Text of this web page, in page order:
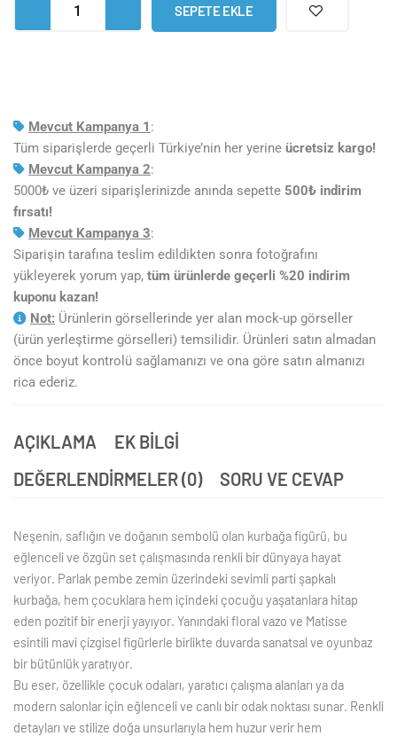
Tablo
SEPETE EKLE
Mevcut Kampanya 1 :
Tüm siparişlerde geçerli Türkiye’nin her yerine ücretsiz kargo!
Mevcut Kampanya 2:
5000₺ ve üzeri siparişlerinizde anında sepette 500₺ indirim
fırsatı!
Mevcut Kampanya 3:
Siparişin tarafına teslim edildikten sonra fotoğrafını
yükleyerek yorum yap, tüm ürünlerde geçerli %20 indirim
kuponu kazan!
Not: Ürünlerin görsellerinde yer alan mock-up görseller
(ürün yerleştirme görselleri) temsilidir. Ürünleri satın almadan
önce boyut kontrolü sağlamanızı ve ona göre satın almanızı
rica ederiz.
AÇIKLAMA
EK BILGI
DEĞERLENDIRMELER (0)
SORU VE CEVAP
Neşenin, saflığın ve doğanın sembolü olan kurbağa figürü, bu
eğlenceli ve özgün set çalışmasında renkli bir dünyaya hayat
veriyor. Parlak pembe zemin üzerindeki sevimli parti şapkalı
kurbağa, hem çocuklara hem içindeki çocuğu yaşatanlara hitap
eden pozitif bir enerji yayıyor. Yanındaki floral vazo ve Matisse
esintili mavi çizgisel figürlerle birlikte duvarda sanatsal ve oyunbaz
bir bütünlük yaratıyor.
Bu eser, özellikle çocuk odaları, yaratıcı çalışma alanları ya da
modern salonlar için eğlenceli ve canlı bir odak noktası sunar. Renkli
detayları ve stilize doğa unsurlarıyla hem huzur verir hem